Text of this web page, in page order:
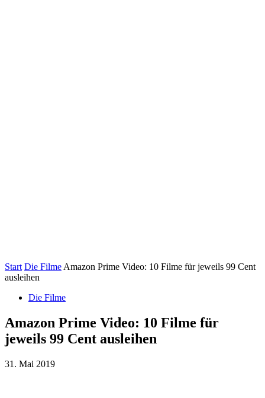
Start Die Filme Amazon Prime Video: 10 Filme für jeweils 99 Cent
ausleihen
Die Filme
Amazon Prime Video: 10 Filme für
jeweils 99 Cent ausleihen
31. Mai 2019